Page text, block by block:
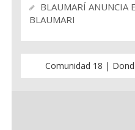
BLAUMARÍ ANUNCIA
BLAUMARI
Comunidad 18 |